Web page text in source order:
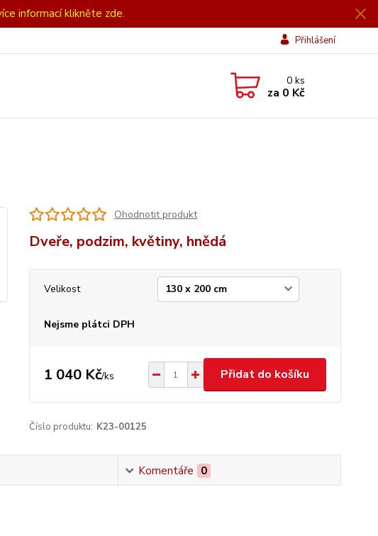
informací klikněte zde.
Přihlášení
0ks
za 0 Kč
Ohodnotit produkt
Dveře, podzim, květiny, hnědá
Velikost
Nejsme plátci DPH
1 040 Kč/ks Přidat do košíku
Číslo produktu: K23-00125
Komentáře 0